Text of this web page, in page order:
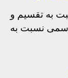
به تقسیم و
رسمی نسبت به